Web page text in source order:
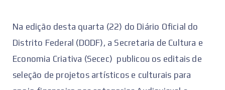
Na edição desta quarta (22) do Diário Oficial do
Distrito Federal (DODF), a Secretaria de Cultura e
Economia Criativa (Secec) publicou os editais de
seleção de projetos artísticos e culturais para